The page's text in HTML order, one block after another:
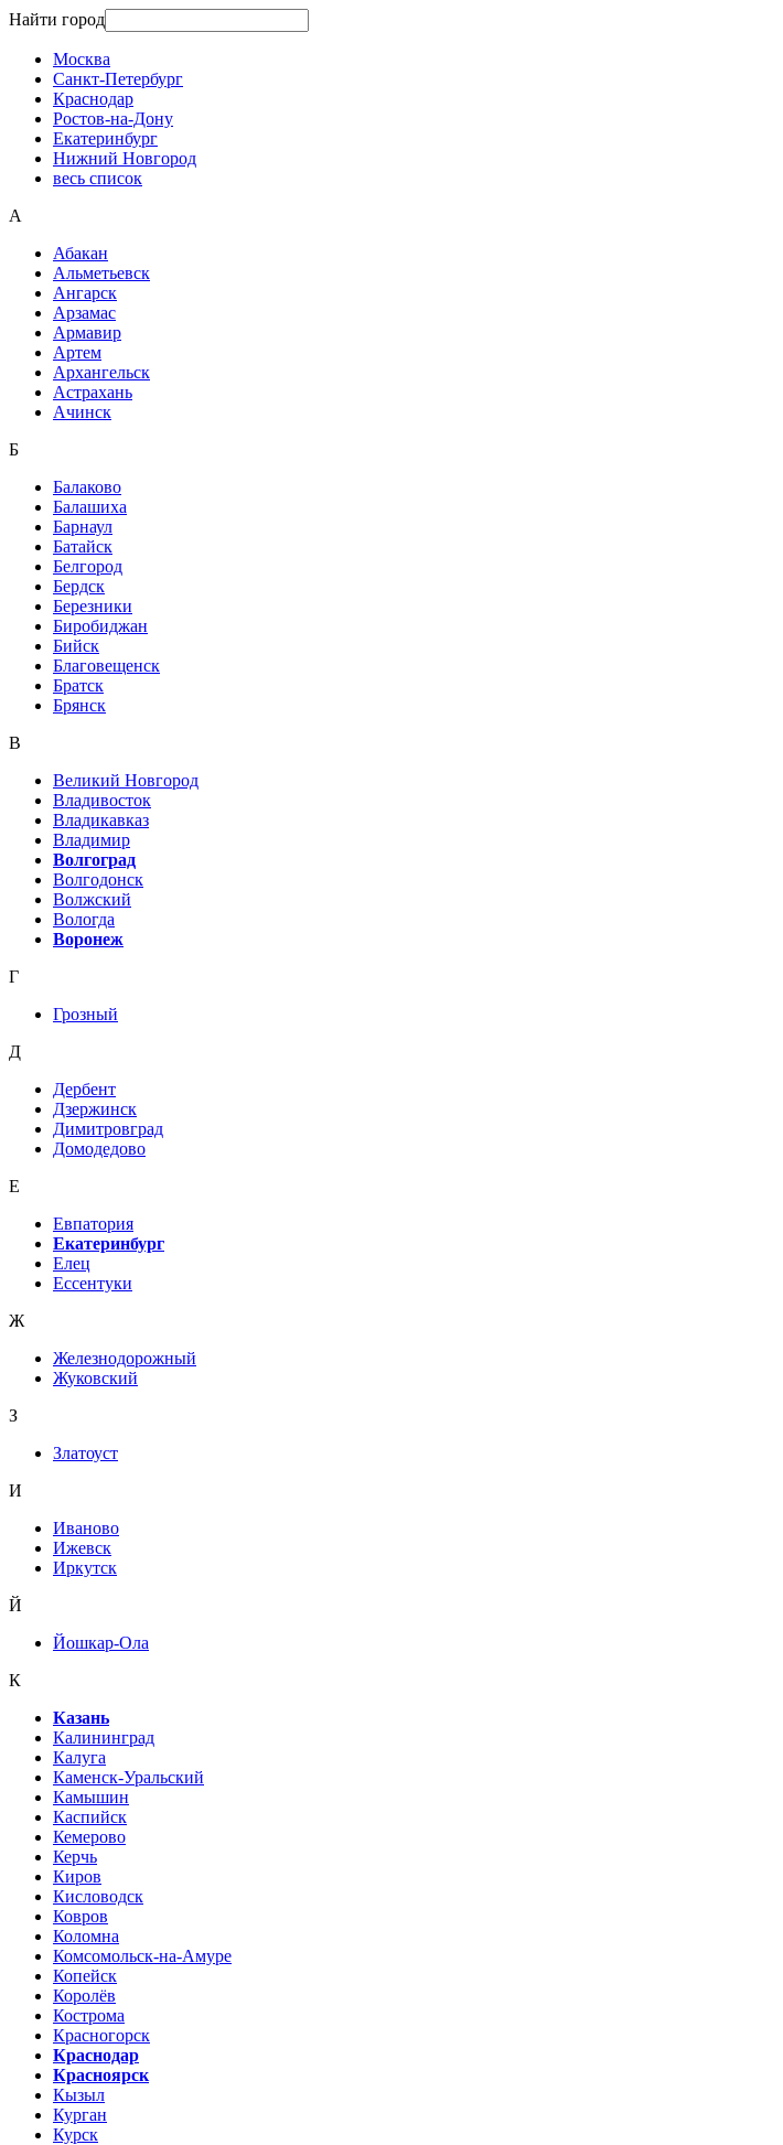
Найти город
Москва
Санкт-Петербург
Краснодар
Ростов-на-Дону
Екатеринбург
Нижний Новгород
весь список
А
Абакан
Альметьевск
Ангарск
Арзамас
Армавир
Артем
Архангельск
Астрахань
Ачинск
Б
Балаково
Балашиха
Барнаул
Батайск
Белгород
Бердск
Березники
Биробиджан
Бийск
Благовещенск
Братск
Брянск
В
Великий Новгород
Владивосток
Владикавказ
Владимир
Волгоград
Волгодонск
Волжский
Вологда
Воронеж
Г
Грозный
Д
Дербент
Дзержинск
Димитровград
Домодедово
Е
Евпатория
Екатеринбург
Елец
Ессентуки
Ж
Железнодорожный
Жуковский
З
Златоуст
И
Иваново
Ижевск
Иркутск
Й
Йошкар-Ола
К
Казань
Калининград
Калуга
Каменск-Уральский
Камышин
Каспийск
Кемерово
Керчь
Киров
Кисловодск
Ковров
Коломна
Комсомольск-на-Амуре
Копейск
Королёв
Кострома
Красногорск
Краснодар
Красноярск
Кызыл
Курган
Курск